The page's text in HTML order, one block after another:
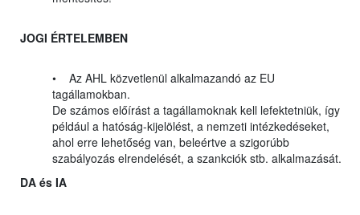
JOGI ÉRTELEMBEN
• Az AHL közvetlenül alkalmazandó az EU
tagállamokban.
De számos előírást a tagállamoknak kell lefektetniük, így
például a hatóság-kijelölést, a nemzeti intézkedéseket,
ahol erre lehetőség van, beleértve a szigorúbb
szabályozás elrendelését, a szankciók stb. alkalmazását.
DA és IA